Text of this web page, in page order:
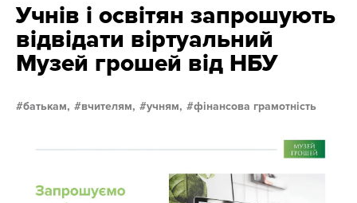
Учнів і освітян запрошують
відвідати віртуальний
Музей грошей від НБУ
батькам, вчителям, учням, фінансова грамотність